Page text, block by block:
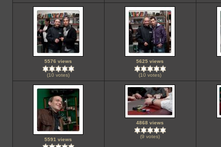
5576 views
(10 votes)
5625 views
(10 votes)
5591 views
4868 views
(9 votes)